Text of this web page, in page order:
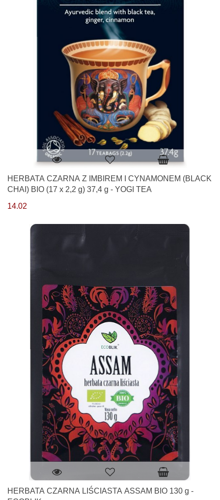
HERBATA CZARNA Z IMBIREM I CYNAMONEM (BLACK
CHAI) BIO (17 x 2,2 g) 37,4 g - YOGI TEA
14.02
HERBATA CZARNA LIŚCIASTA ASSAM BIO 130 g -